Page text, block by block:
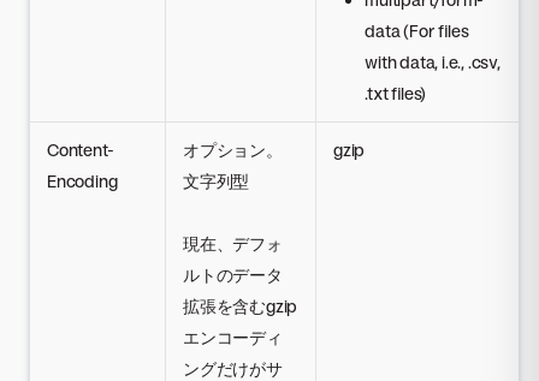
data (For files
with data, i.e., .csv,
.txt files)
Content-
Encoding
オプション。
文字列型
現在、デフォ
ルトのデータ
拡張を含むgzip
エンコーディ
ングだけがサ
gzip